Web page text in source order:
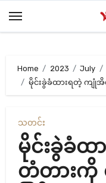
Home 2023 July
မိုင်းခွဲခံထားရတဲ့ ကျုံ
သတင်း
မိုင်းခွဲခံ
တံတားကို